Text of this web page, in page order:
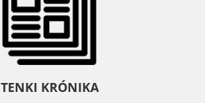
TENKI KRÓNIKA